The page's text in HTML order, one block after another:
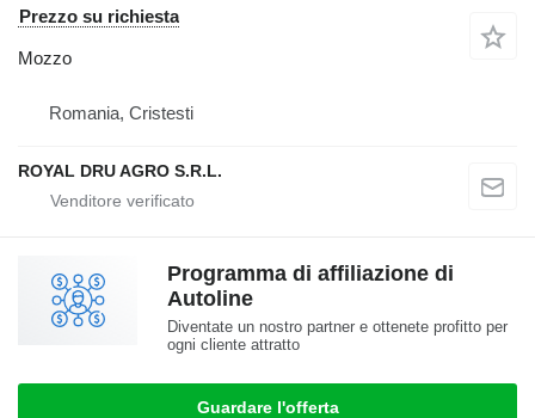
Prezzo su richiesta
Mozzo
Romania, Cristesti
ROYAL DRU AGRO S.R.L.
Programma di affiliazione di
Autoline
Diventate un nostro partner e ottenete profitto per
ogni cliente attratto
Guardare l'offerta